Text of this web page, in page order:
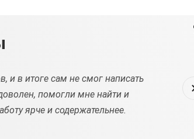
и в итоге сам не смог написать
помогли мне найти и
ярче и содержательнее.
это